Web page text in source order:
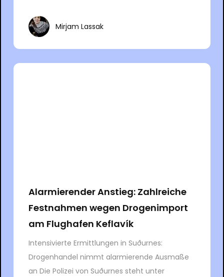
Mirjam Lassak
Alarmierender Anstieg: Zahlreiche
Festnahmen wegen Drogenimport
am Flughafen Keflavík
Intensivierte Ermittlungen in Suðurnes:
Drogenhandel nimmt alarmierende Ausmaße
an Die Polizei von Suðurnes steht unter